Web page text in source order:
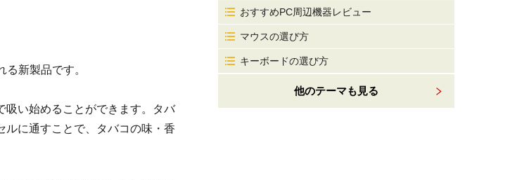
新製品です。
吸い始めることができます。タバ
ルに通すことで、タバコの味・香
おすすめPC周辺機器レビュー
マウスの選び方
キーボードの選び方
他のテーマも見る